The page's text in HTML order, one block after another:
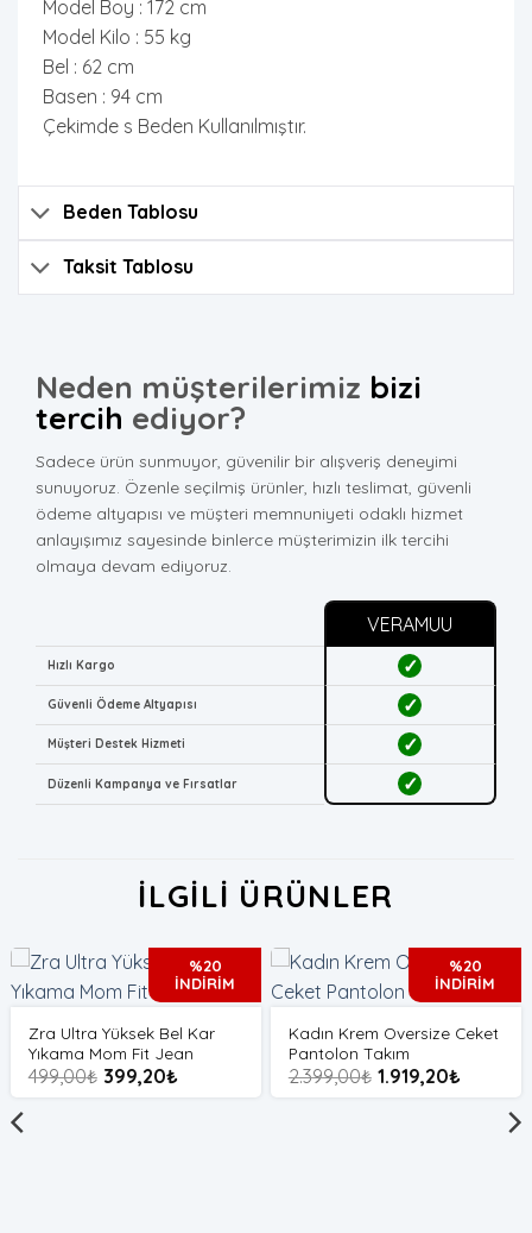
Model Boy : 172 cm
Model Kilo : 55 kg
Bel : 62 cm
Basen : 94 cm
Çekimde s Beden Kullanılmıştır.
Beden Tablosu
Taksit Tablosu
Neden müşterilerimiz bizi
tercih ediyor?
Sadece ürün sunmuyor, güvenilir bir alışveriş deneyimi
sunuyoruz. Özenle seçilmiş ürünler, hızlı teslimat, güvenli
ödeme altyapısı ve müşteri memnuniyeti odaklı hizmet
anlayışımız sayesinde binlerce müşterimizin ilk tercihi
olmaya devam ediyoruz.
VERAMUU
Hızlı Kargo ✓
Güvenli Ödeme Altyapısı ✓
Müşteri Destek Hizmeti ✓
Düzenli Kampanya ve Fırsatlar ✓
İLGILI ÜRÜNLER
%20
İNDİRİM
Zra Ultra Yüksek Bel Kar
Yıkama Mom Fit Jean
499,00₺ 399,20₺
%20
İNDİRİM
Kadın Krem Oversize Ceket
Pantolon Takım
2.399,00₺ 1.919,20₺